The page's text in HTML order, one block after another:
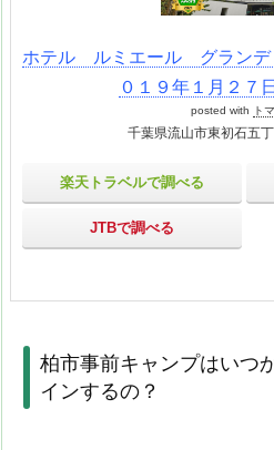
ホテル ルミエール グランデ
０１９年１月２７
posted with ト
千葉県流山市東初石五
楽天トラベルで調べる
JTBで調べる
柏市事前キャンプはいつ
インするの？